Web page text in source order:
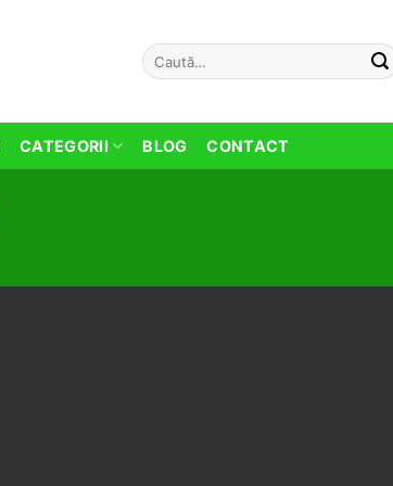
Caută
după:
CATEGORII BLOG CONTACT